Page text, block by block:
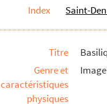
Index
Saint-
Titre
Genre et
caractéristiques
physiques